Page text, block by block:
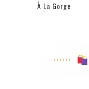
À La Gorge